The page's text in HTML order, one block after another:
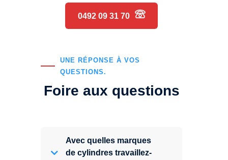
0492 09 31 70
UNE RÉPONSE À VOS
QUESTIONS.
Foire aux questions
Avec quelles marques
de cylindres travaillez-